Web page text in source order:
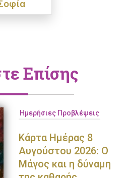
Επίσης
Ημερήσιες Προβλέψεις
Κάρτα Ημέρας 8
Αυγούστου 2026: Ο
Μάγος και η δύναμη